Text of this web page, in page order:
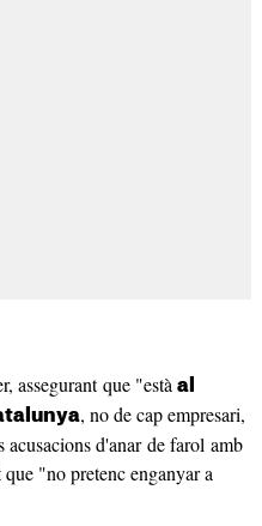
assegurant que "està al
, no de cap empresari,
d'anar de farol amb
"no pretenc enganyar a